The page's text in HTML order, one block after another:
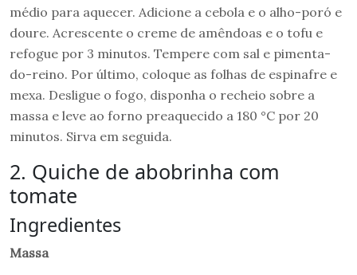
médio para aquecer. Adicione a cebola e o alho-poró e
doure. Acrescente o creme de amêndoas e o tofu e
refogue por 3 minutos. Tempere com sal e pimenta-
do-reino. Por último, coloque as folhas de espinafre e
mexa. Desligue o fogo, disponha o recheio sobre a
massa e leve ao forno preaquecido a 180 °C por 20
minutos. Sirva em seguida.
2. Quiche de abobrinha com
tomate
Ingredientes
Massa